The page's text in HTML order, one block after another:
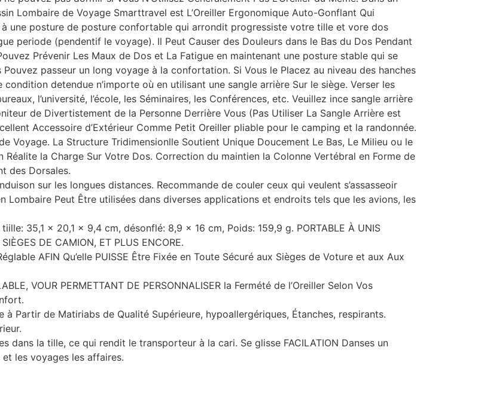
Lombaire de Voyage Smarttravel est L’Oreiller Ergonomique Auto-Gonflant Qui
à une posture de posture confortable qui arrondit progressiste votre tille et vore dos
periode (pendentif le voyage). Il Peut Causer des Douleurs dans le Bas du Dos Pendant
Prévenir Les Maux de Dos et La Fatigue en maintenant une posture stable qui se
passeur un long voyage à la confortation. Si Vous le Placez au niveau des hanches
detendue n’importe où en utilisant une sangle arrière Sur le siège. Verser les
l’université, l’école, les Séminaires, les Conférences, etc. Veuillez ince sangle arrière
de Divertistement de la Personne Derrière Vous (Pas Utiliser La Sangle Arrière est
Accessoire d’Extérieur Comme Petit Oreiller pliable pour le camping et la randonnée.
Voyage. La Structure Tridimensionlle Soutient Unique Doucement Le Bas, Le Milieu ou le
la Charge Sur Votre Dos. Correction du maintien la Colonne Vertébral en Forme de
des Dorsales.
sur les longues distances. Recommande de couler ceux qui veulent s’assasseoir
Lombaire Peut Être utilisées dans diverses applications et endroits tels que les avions, les
35,1 x 20,1 x 9,4 cm, désonflé: 8,9 x 16 cm, Poids: 159,9 g. PORTABLE À UNIS
DE CAMION, ET PLUS ENCORE.
AFIN Qu’elle PUISSE Être Fixée en Toute Sécuré aux Sièges de Voture et aux Aux
VOUR PERMETTANT DE PERSONNALISER la Fermété de l’Oreiller Selon Vos
à Partir de Matiriabs de Qualité Supérieure, hypoallergériques, Étanches, respirants.
la tille, ce qui rendit le transporteur à la cari. Se glisse FACILATION Danses un
les voyages les affaires.